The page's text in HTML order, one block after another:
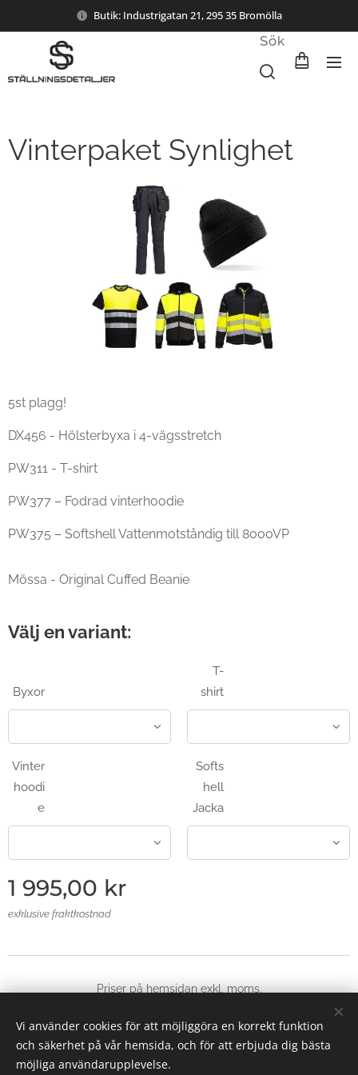
Butik: Industrigatan 21, 295 35 Bromölla
Sök
Vinterpaket Synlighet
5st plagg!
DX456 - Hölsterbyxa i 4-vägsstretch
PW311 - T-shirt
PW377 – Fodrad vinterhoodie
PW375 – Softshell Vattenmotståndig till 8000VP
Mössa - Original Cuffed Beanie
Välj en variant:
Byxor
T-
shirt
Vinter
hoodi
e
Softs
hell
Jacka
1 995,00 kr
exklusive fraktkostnad
Priser på hemsidan exkl, moms.
Webnode
Vi använder cookies för att möjliggöra en korrekt funktion
och säkerhet på vår hemsida, och för att erbjuda dig bästa
möjliga användarupplevelse.